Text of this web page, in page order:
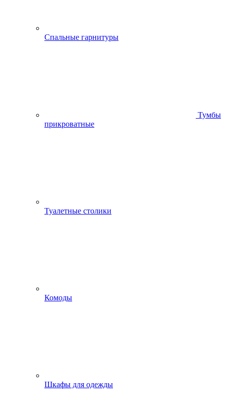
Спальные гарнитуры
Тумбы
прикроватные
Туалетные столики
Комоды
Шкафы для одежды